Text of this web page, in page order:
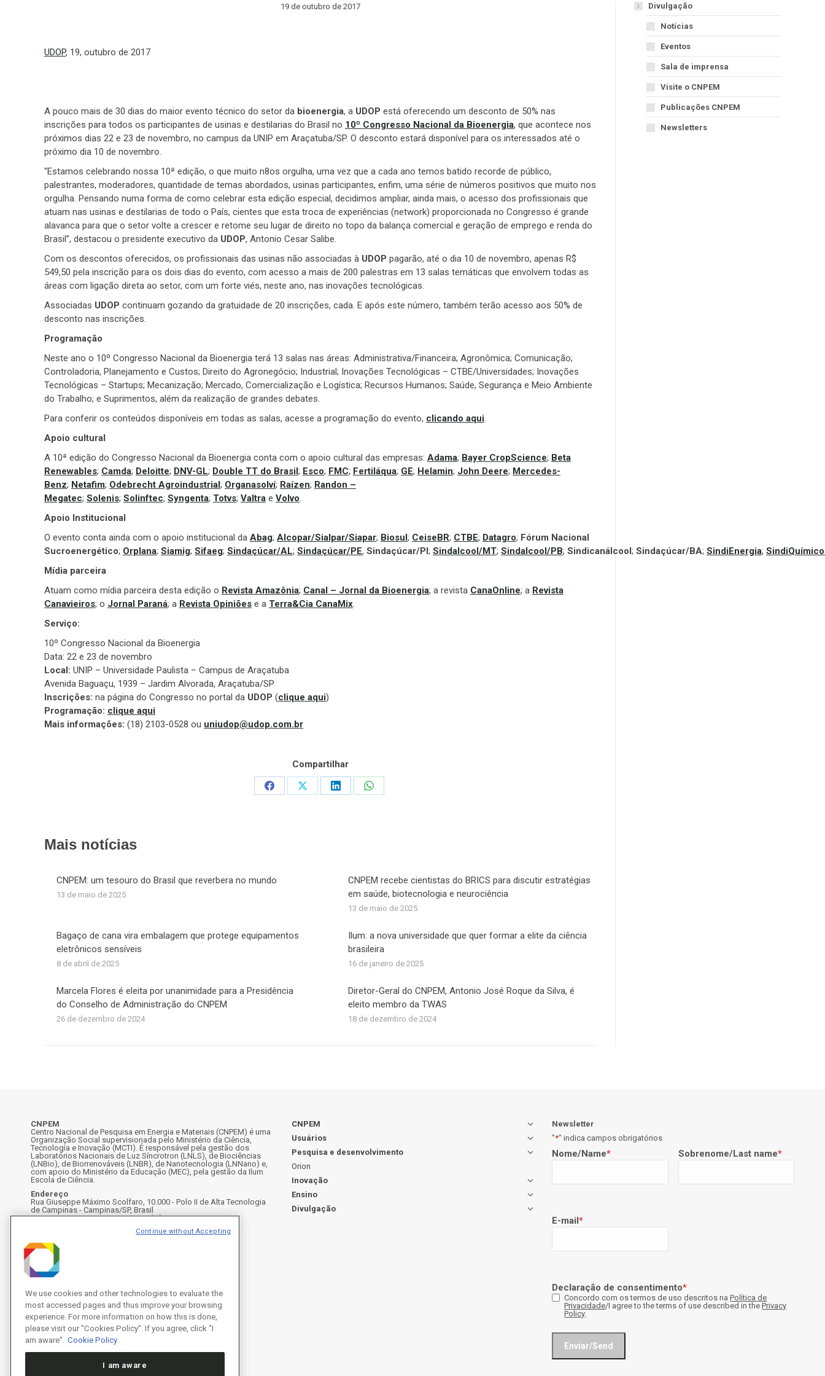
19 de outubro de 2017
UDOP, 19, outubro de 2017
A pouco mais de 30 dias do maior evento técnico do setor da bioenergia, a UDOP está oferecendo um desconto de 50% nas
inscrições para todos os participantes de usinas e destilarias do Brasil no 10º Congresso Nacional da Bioenergia, que acontece nos
próximos dias 22 e 23 de novembro, no campus da UNIP em Araçatuba/SP. O desconto estará disponível para os interessados até o
próximo dia 10 de novembro.
“Estamos celebrando nossa 10ª edição, o que muito n8os orgulha, uma vez que a cada ano temos batido recorde de público,
palestrantes, moderadores, quantidade de temas abordados, usinas participantes, enfim, uma série de números positivos que muito nos
orgulha. Pensando numa forma de como celebrar esta edição especial, decidimos ampliar, ainda mais, o acesso dos profissionais que
atuam nas usinas e destilarias de todo o País, cientes que esta troca de experiências (network) proporcionada no Congresso é grande
alavanca para que o setor volte a crescer e retome seu lugar de direito no topo da balança comercial e geração de emprego e renda do
Brasil”, destacou o presidente executivo da UDOP, Antonio Cesar Salibe.
Com os descontos oferecidos, os profissionais das usinas não associadas à UDOP pagarão, até o dia 10 de novembro, apenas R$
549,50 pela inscrição para os dois dias do evento, com acesso a mais de 200 palestras em 13 salas temáticas que envolvem todas as
áreas com ligação direta ao setor, com um forte viés, neste ano, nas inovações tecnológicas.
Associadas UDOP continuam gozando da gratuidade de 20 inscrições, cada. E após este número, também terão acesso aos 50% de
desconto nas inscrições.
Programação
Neste ano o 10º Congresso Nacional da Bioenergia terá 13 salas nas áreas: Administrativa/Financeira; Agronômica; Comunicação;
Controladoria, Planejamento e Custos; Direito do Agronegócio; Industrial; Inovações Tecnológicas – CTBE/Universidades; Inovações
Tecnológicas – Startups; Mecanização; Mercado, Comercialização e Logística; Recursos Humanos; Saúde, Segurança e Meio Ambiente
do Trabalho; e Suprimentos, além da realização de grandes debates.
Para conferir os conteúdos disponíveis em todas as salas, acesse a programação do evento, clicando aqui.
Apoio cultural
A 10ª edição do Congresso Nacional da Bioenergia conta com o apoio cultural das empresas: Adama; Bayer CropScience; Beta
Renewables; Camda; Deloitte; DNV-GL; Double TT do Brasil; Esco; FMC; Fertiláqua; GE; Helamin; John Deere; Mercedes-
Benz; Netafim; Odebrecht Agroindustrial; Organasolví; Raízen; Randon –
Megatec; Solenis; Solinftec; Syngenta; Totvs; Valtra e Volvo.
Apoio Institucional
O evento conta ainda com o apoio institucional da Abag; Alcopar/Sialpar/Siapar; Biosul; CeiseBR; CTBE; Datagro; Fórum Nacional
Sucroenergético; Orplana; Siamig; Sifaeg; Sindaçúcar/AL; Sindaçúcar/PE, Sindaçúcar/PI; Sindalcool/MT; Sindalcool/PB; Sindicanálcool; Sindaçúcar/BA; SindiEnergia;
Mídia parceira
Atuam como mídia parceira desta edição o Revista Amazônia; Canal – Jornal da Bioenergia; a revista CanaOnline; a Revista
Canavieiros; o Jornal Paraná; a Revista Opiniões e a Terra&Cia CanaMix.
Serviço:
10º Congresso Nacional da Bioenergia
Data: 22 e 23 de novembro
Local: UNIP – Universidade Paulista – Campus de Araçatuba
Avenida Baguaçu, 1939 – Jardim Alvorada, Araçatuba/SP
Inscrições: na página do Congresso no portal da UDOP (clique aqui)
Programação: clique aqui
Mais informações: (18) 2103-0528 ou uniudop@udop.com.br
Compartilhar
Share
Share
Share
Share
Mais notícias
CNPEM: um tesouro do Brasil que reverbera no mundo
13 de maio de 2025
CNPEM recebe cientistas do BRICS para discutir estratégias
em saúde, biotecnologia e neurociência
13 de maio de 2025
Bagaço de cana vira embalagem que protege equipamentos
eletrônicos sensíveis
8 de abril de 2025
Ilum: a nova universidade que quer formar a elite da ciência
brasileira
16 de janeiro de 2025
Marcela Flores é eleita por unanimidade para a Presidência
do Conselho de Administração do CNPEM
26 de dezembro de 2024
Diretor-Geral do CNPEM, Antonio José Roque da Silva, é
eleito membro da TWAS
18 de dezembro de 2024
Divulgação
Notícias
Eventos
Sala de imprensa
Visite o CNPEM
Publicações CNPEM
Newsletters
CNPEM
Centro Nacional de Pesquisa em Energia e Materiais (CNPEM) é uma
Organização Social supervisionada pelo Ministério da Ciência,
Tecnologia e Inovação (MCTI). É responsável pela gestão dos
Laboratórios Nacionais de Luz Síncrotron (LNLS), de Biociências
(LNBio), de Biorrenováveis (LNBR), de Nanotecnologia (LNNano) e,
com apoio do Ministério da Educação (MEC), pela gestão da Ilum
Escola de Ciência.
Endereço
Rua Giuseppe Máximo Scolfaro, 10.000 - Polo II de Alta Tecnologia
de Campinas - Campinas/SP, Brasil
CEP 13083-100, Campinas - SP - Telefone: +55 19 3512-1000
LinkedIn
CNPEM
Usuários
Pesquisa e desenvolvimento
Orion
Inovação
Ensino
Divulgação
Newsletter
"*" indica campos obrigatórios
Nome/Name* Sobrenome/Last name*
E-mail*
Declaração de consentimento*
Concordo com os termos de uso descritos naPolítica de
Privacidade/I agree to the terms of use described in thePrivacy
Policy.
We use cookies and other technologies to evaluate the
most accessed pages and thus improve your browsing
experience. For more information on how this is done,
please visit our "Cookies Policy". If you agree, click "I
am aware". Cookie Policy
I am aware
Continue without Accepting